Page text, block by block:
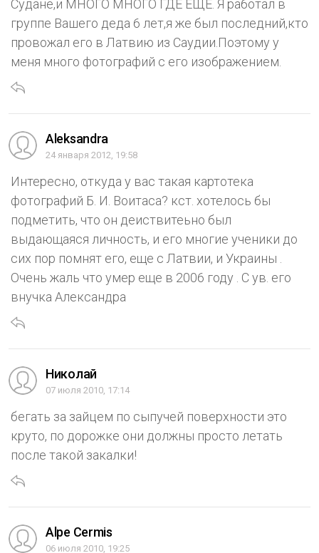
Судане,и МНОГО МНОГО ГДЕ ЕЩЕ. Я работал в
группе Вашего деда 6 лет,я же был последний,кто
провожал его в Латвию из Саудии.Поэтому у
меня много фотографий с его изображением.
Aleksandra
24 января 2012, 19:58
Интересно, откуда у вас такая картотека
фотографий Б. И. Воитаса? кст. хотелось бы
подметить, что он деиствитеьно был
выдающаяся личность, и его многие ученики до
сих пор помнят его, еще с Латвии, и Украины .
Очень жаль что умер еще в 2006 году . С ув. его
внучка Александра
Николай
07 июля 2010, 17:14
бегать за зайцем по сыпучей поверхности это
круто, по дорожке они должны просто летать
после такой закалки!
Alpe Cermis
06 июля 2010, 19:25